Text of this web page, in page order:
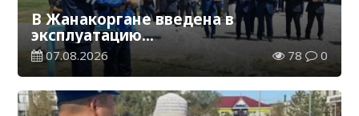
В Жанакоргане введена в
эксплуатацию
водораспределительная станция
07.08.2026 78 0